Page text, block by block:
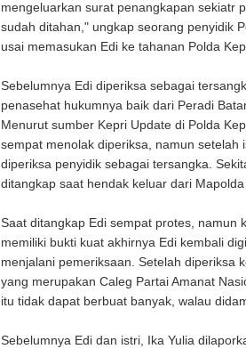
mengeluarkan surat penangkapan sekiatr
sudah ditahan," ungkap seorang penyidik
usai memasukan Edi ke tahanan Polda
Sebelumnya Edi diperiksa sebagai
penasehat hukumnya baik dari Peradi
Menurut sumber Kepri Update di Polda
sempat menolak diperiksa, namun setelah
diperiksa penyidik sebagai tersangka.
ditangkap saat hendak keluar dari
Saat ditangkap Edi sempat protes, namun
memiliki bukti kuat akhirnya Edi kembali
menjalani pemeriksaan. Setelah diperiksa
yang merupakan Caleg Partai Amanat
itu tidak dapat berbuat banyak, walau
Sebelumnya Edi dan istri, Ika Yulia